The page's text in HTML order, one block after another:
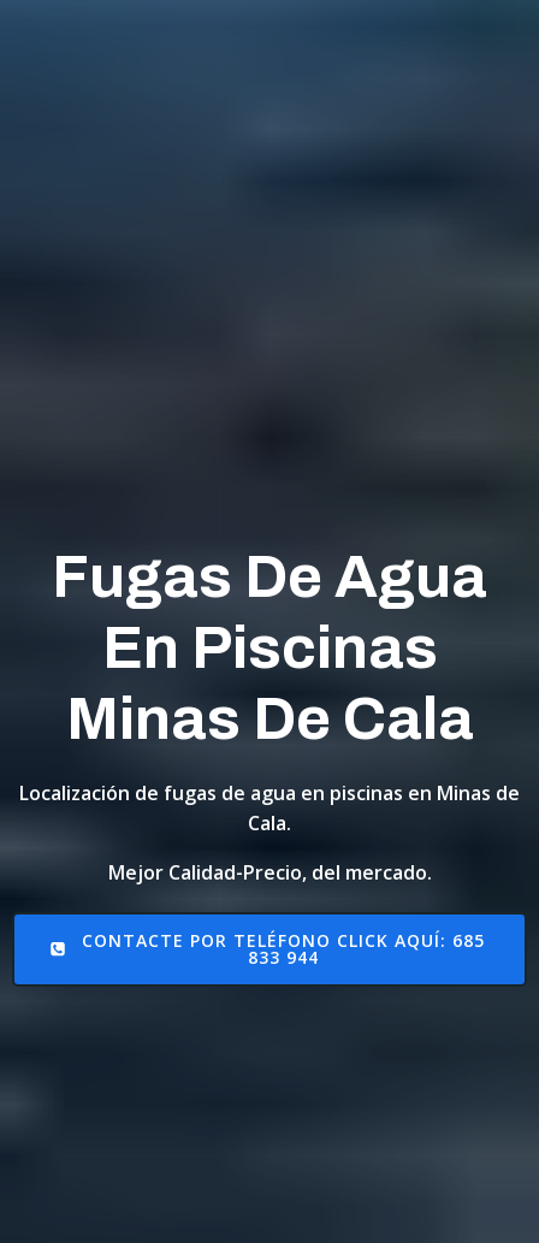
Fugas De Agua
En Piscinas
Minas De Cala
Localización de fugas de agua en piscinas en Minas de
Cala.
Mejor Calidad-Precio, del mercado.
CONTACTE POR TELÉFONO CLICK AQUÍ: 685
833 944